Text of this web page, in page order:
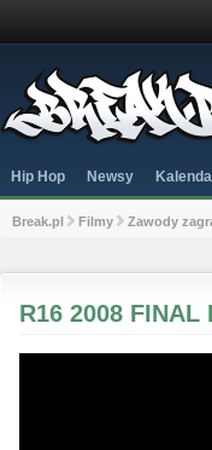
Hip Hop Newsy
Break.pl Filmy Zawody
R16 2008 FINAL